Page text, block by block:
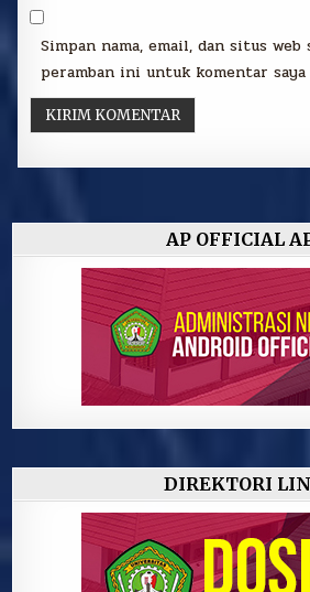
Simpan nama, email, dan situs web
peramban ini untuk komentar
AP OFFICIAL
DIREKTORI